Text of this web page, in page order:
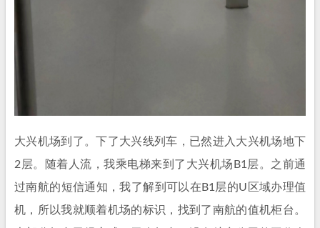
大兴机场到了。下了大兴线列车，已然进入大兴机场地下
2层。随着人流，我乘电梯来到了大兴机场B1层。之前通
过南航的短信通知，我了解到可以在B1层的U区域办理值
机，所以我就顺着机场的标识，找到了南航的值机柜台。